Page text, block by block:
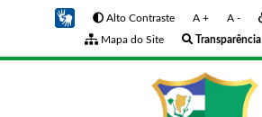
Alto Contraste A + A -
Mapa do Site
Transparência